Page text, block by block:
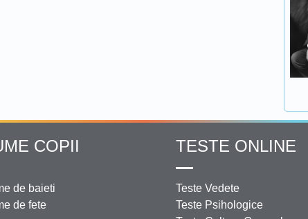
COPII
de baieti
de fete
TESTE ONLINE
Teste Vedete
Teste Psihologice